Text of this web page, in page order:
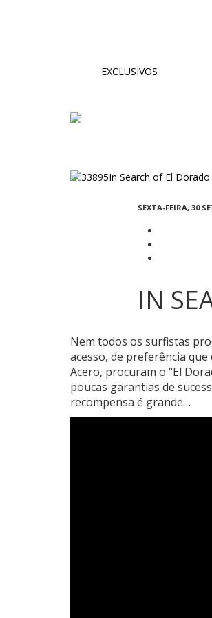
EXCLUSIVOS
SEXTA-FEIRA, 30
IN
Nem todos os surfistas
acesso, de preferência
Acero, procuram o “El
poucas garantias de
recompensa é grande…